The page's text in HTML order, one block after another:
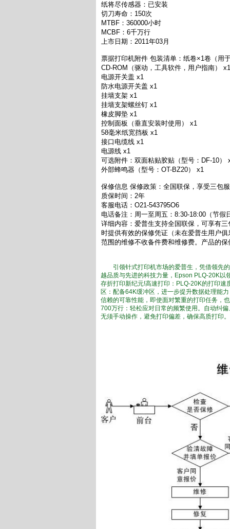
纸将尽传感器：已安装
切刀寿命：150次
MTBF：360000小时
MCBF：6千万行
上市日期：2011年03月
票据打印机附件 包装清单：纸卷×1卷（用
CD-ROM（驱动，工具软件，用户指南） x1
电源开关盖 x1
防水电源开关盖 x1
挂墙支架 x1
挂墙支架螺丝钉 x1
橡皮脚垫 x1
控制面板（垂直安装时使用） x1
58毫米纸宽挡板 x1
接口电缆线 x1
电源线 x1
可选附件：双面粘贴胶贴（型号：DF-10）
外部蜂鸣器（型号：OT-BZ20） x1
保修信息 保修政策：全国联保，享受三包
质保时间：2年
客服电话：O21-543795O6
电话备注：周一至周五：8:30-18:00（节假
详细内容：爱普生支持全国联保，可享有
时提供有效的保修凭证（未在爱普生用户
范围的维修不收备件费和维修费。产品的
引领针式打印机市场的爱普生，凭借领先
越品质与先进的科技力量，Epson PLQ-20K以
存折打印新纪元!高速打印：PLQ-20K的打印
区：配备64K缓冲区，进一步提升数据处理能
信赖的可靠性能，即使面对繁重的打印任务，
700万行：轻松应对日常的频繁使用。自动纠
无须手动操作，避免打印偏差，确保高质打印。